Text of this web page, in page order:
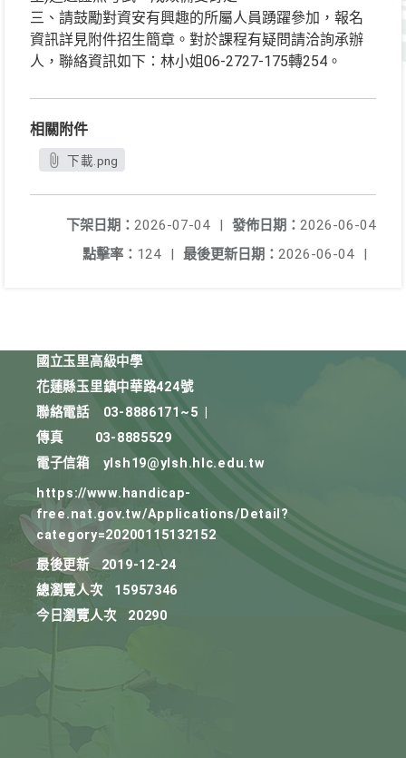
三、請鼓勵對資安有興趣的所屬人員踴躍參加，報名
資訊詳見附件招生簡章。對於課程有疑問請洽詢承辦
人，聯絡資訊如下：林小姐06-2727-175轉254。
相關附件
下載.png
發佈日期： 2026-06-04
下架日期： 2026-07-04
|
最後更新日期： 2026-06-04 |
點擊率： 124 |
國立玉里高級中學
花蓮縣玉里鎮中華路424號
聯絡電話
03-8886171~5
傳真
03-8885529
電子信箱
ylsh19@ylsh.hlc.edu.tw
https://www.handicap-
free.nat.gov.tw/Applications/Detail?
category=20200115132152
最後更新
2019-12-24
總瀏覽人次
15957346
今日瀏覽人次
20290